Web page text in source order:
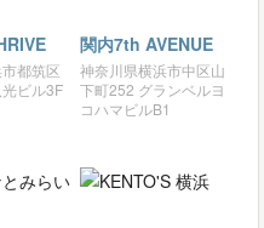
都筑区
ビル3F
関内7th AVENUE
神奈川県横浜市中区山
下町252 グランベルヨ
コハマビルB1